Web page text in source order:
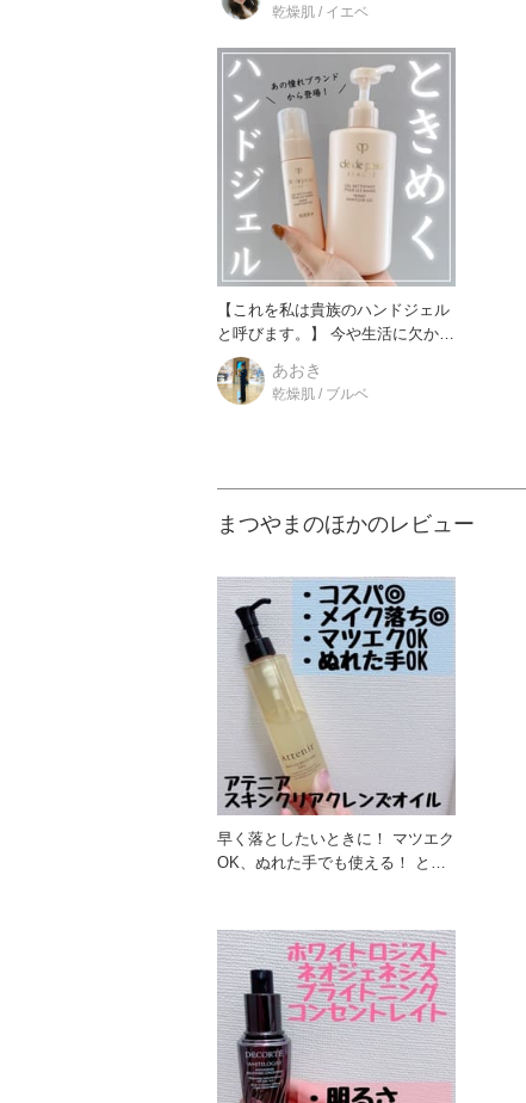
乾燥肌 / イエベ
【これを私は貴族のハンドジェル
と呼びます。】 今や生活に欠かせ
なくなったハンドジェル。
あおき
乾燥肌 / ブルベ
まつやまのほかのレビュー
早く落としたいときに！ マツエク
OK、ぬれた手でも使える！ とろ